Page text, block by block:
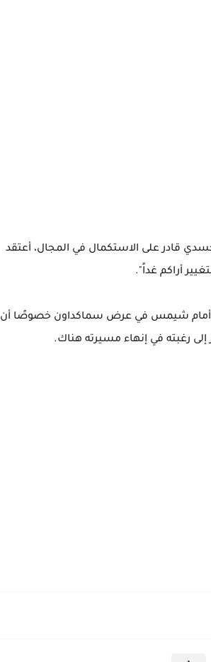
قادر على الاستكمال في المجال، أعتقد
أراكم غداً".
أمام شيمس في عرض سماكداون خصوصًا أن
رغبته في إنهاء مسيرته هناك.